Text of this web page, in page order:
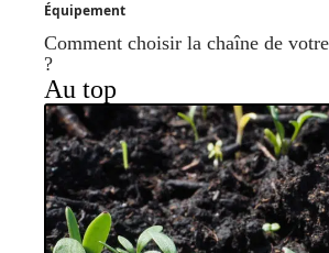
Équipement
Comment choisir la chaîne de
?
Au top